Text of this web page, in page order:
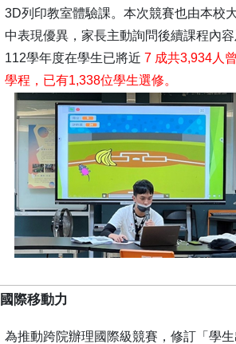
3D列印教室體驗課。本次競賽也由本校
中表現優異，家長主動詢問後續課程內容
112學年度在學生已將近 7 成共3,934人
學程，已有1,338位學生選修。
際移動力
為推動跨院辦理國際級競賽，修訂「學